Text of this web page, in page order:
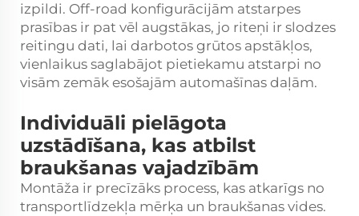
izpildi. Off-road konfigurācijām atstarpes
prasības ir pat vēl augstākas, jo riteņi ir slodzes
reitingu dati, lai darbotos grūtos apstākļos,
vienlaikus saglabājot pietiekamu atstarpi no
visām zemāk esošajām automašīnas daļām.
Individuāli pielāgota
uzstādīšana, kas atbilst
braukšanas vajadzībām
Montāža ir precīzāks process, kas atkarīgs no
transportlīdzekļa mērķa un braukšanas vides.